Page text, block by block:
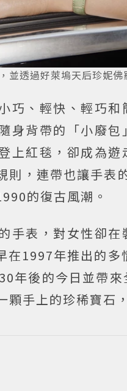
透過好萊塢天后珍妮
巧、輕快、輕巧
身背帶的「小廢
上紅毯，卻成為
則，連帶也讓手
的復古風潮。
手表，對女性卻
在1997年推出的
年後的今日並帶
手上的珍稀寶石